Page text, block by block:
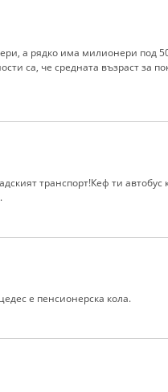
а рядко има милионери под
са, че средната възраст за
транспорт!Кеф ти автобус
е пенсионерска кола.